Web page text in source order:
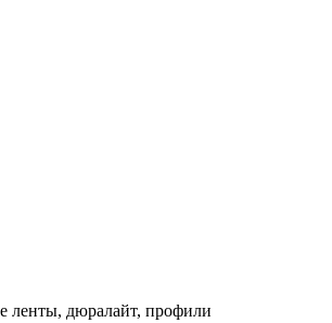
ленты, дюралайт, профили